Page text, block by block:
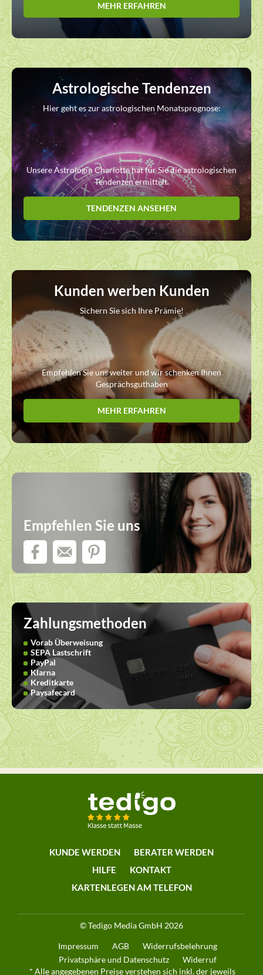
MEHR ERFAHREN
Astrologische Tendenzen
Hier geht es zur astrologischen Monatsprognose:
Unsere Astrologin Charlotte hat für Sie die astrologischen
Tendenzen ermittelt.
TENDENZEN ANSEHEN
Kunden werben Kunden
Sichern Sie sich Ihre Prämie!
Empfehlen Sie uns weiter und wir schenken Ihnen
Gesprächsguthaben
MEHR ERFAHREN
Empfehlen Sie uns
Zahlungsmethoden
Vorab Überweisung
SEPA Lastschrift
PayPal
Klarna
Kreditkarte
Paysafecard
KUNDE WERDEN
BERATER WERDEN
HILFE
KONTAKT
KARTENLEGEN AM TELEFON
© Tedigo Media GmbH 2026
Impressum AGB
Widerrufsbelehrung
Privatsphäre und Datenschutz
Widerruf
* Alle angegebenen Preise verstehen sich inkl. der jeweils